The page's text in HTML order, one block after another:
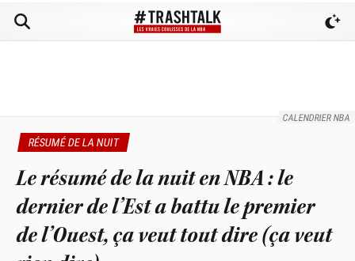
CALENDRIER NBA
RÉSUMÉ DE LA NUIT
Le résumé de la nuit en NBA : le
dernier de l’Est a battu le premier
de l’Ouest, ça veut tout dire (ça veut